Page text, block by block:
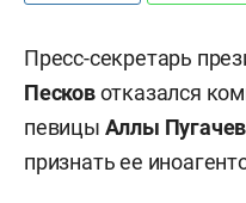
Пресс-секретарь
Песковотказался
певицы Аллы
признать ее